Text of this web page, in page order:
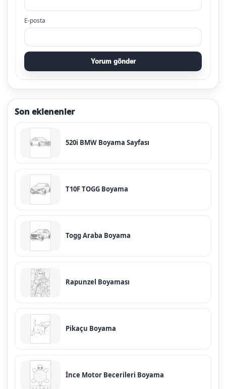
E-posta
Yorum gönder
Son eklenenler
520i BMW Boyama Sayfası
T10F TOGG Boyama
Togg Araba Boyama
Rapunzel Boyaması
Pikaçu Boyama
İnce Motor Becerileri Boyama